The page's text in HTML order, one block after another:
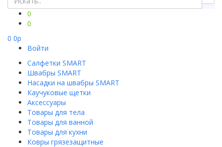
0
0
0 0p
Войти
Салфетки SMART
Швабры SMART
Насадки на швабры SMART
Каучуковые щетки
Аксессуары
Товары для тела
Товары для ванной
Товары для кухни
Ковры грязезащитные